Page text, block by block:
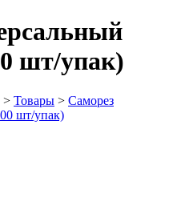
шт/упак)
> Товары > Саморез
шт/упак)